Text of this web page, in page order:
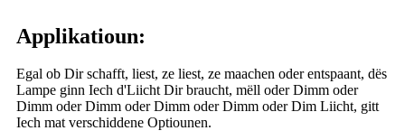
Applikatioun:
Egal ob Dir schafft, liest, ze liest, ze maachen oder entspaant, dës
Lampe ginn Iech d'Liicht Dir braucht, mëll oder Dimm oder
Dimm oder Dimm oder Dimm oder Dimm oder Dim Liicht, gitt
Iech mat verschiddene Optiounen.